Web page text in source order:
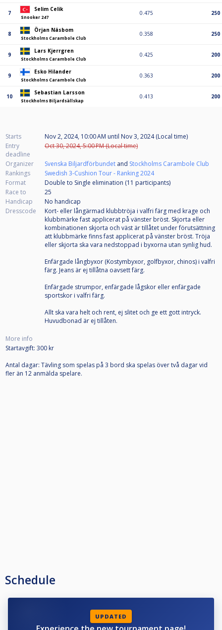
7
Selim Celik
Snooker 247
0.475 250
8
Örjan Näsbom
Stockholms Carambole Club
0.358 250
9
Lars Kjerrgren
Stockholms Carambole Club
0.425 200
9
Esko Hilander
Stockholms Carambole Club
0.363 200
10
Sebastian Larsson
Stockholms Biljardsällskap
0.413 200
Starts Nov 2, 2024, 10:00 AM until Nov 3, 2024 (Local time)
Entry
deadline
Oct 30, 2024, 5:00 PM (Local time)
Organizer Svenska Biljardförbundet and Stockholms Carambole Club
Rankings
Swedish 3-Cushion Tour - Ranking 2024
Format
Double to Single elimination (11 participants)
Race to
25
Handicap
No handicap
Dresscode
Kort- eller långärmad klubbtröja i valfri färg med krage och
klubbmärke fast applicerat på vänster bröst. Skjorta eller
kombinationen skjorta och väst är tillåtet under förutsättning
att klubbmärke finns fast applicerat på vänster bröst. Tröja
eller skjorta ska vara nedstoppad i byxorna utan synlig hud.
Enfärgade långbyxor (Kostymbyxor, golfbyxor, chinos) i valfri
färg. Jeans är ej tillåtna oavsett färg.
Enfärgade strumpor, enfärgade lågskor eller enfärgade
sportskor i valfri färg.
Allt ska vara helt och rent, ej slitet och ge ett gott intryck.
Huvudbonad är ej tillåten.
More info
Startavgift: 300 kr
Antal dagar: Tävling som spelas på 3 bord ska spelas över två dagar vid
fler än 12 anmälda spelare.
Schedule
UPDATED